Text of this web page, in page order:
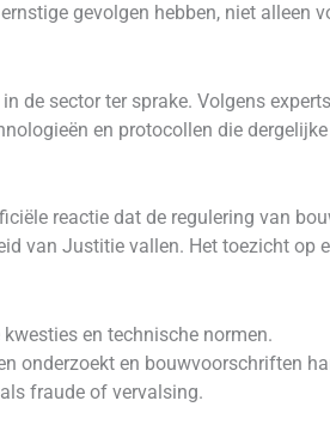
gevolgen hebben, niet alleen
de sector ter sprake. Volgens
en protocollen die
reactie dat de regulering van
van Justitie vallen. Het toezicht op
en technische normen.
onderzoekt en bouwvoorschriften
fraude of vervalsing.